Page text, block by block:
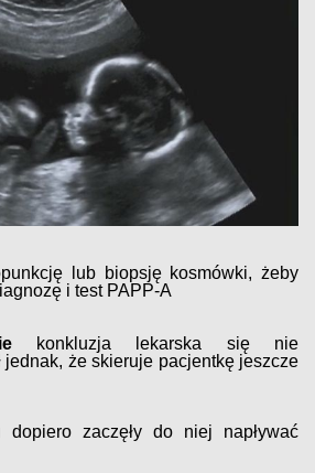
lub biopsję kosmówki, żeby
i test PAPP-A
konkluzja lekarska się nie
jednak, że skieruje pacjentkę jeszcze
dopiero zaczęły do niej napływać